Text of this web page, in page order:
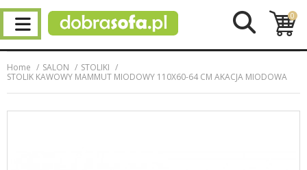
0
Home SALON
STOLIKI
STOLIK KAWOWY MAMMUT MIODOWY 110X60-64 CM AKACJA MIODOWA